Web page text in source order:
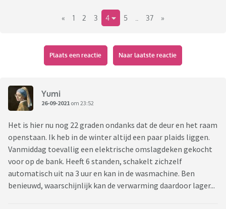
En nee, dit is geen pure armoe topic, heb je het koud dan zet
je natuurlijk je verwarming aan, maar ik heb bijv. geen
toch vaak pas de temperatuur naar beneden doe als ik naar
bed ga. Ik wil deze winter er echt op letten dat ik dat even
een uurtje eerder doe bijv.
« 1 2 3 4 5 37 »
Plaats een reactie Naar laatste reactie
Yumi
26-09-2021 om 23:52
Het is hier nu nog 22 graden ondanks dat de deur en het raam
openstaan. Ik heb in de winter altijd een paar plaids liggen.
Vanmiddag toevallig een elektrische omslagdeken gekocht
voor op de bank. Heeft 6 standen, schakelt zichzelf
automatisch uit na 3 uur en kan in de wasmachine. Ben
benieuwd, waarschijnlijk kan de verwarming daardoor lager...